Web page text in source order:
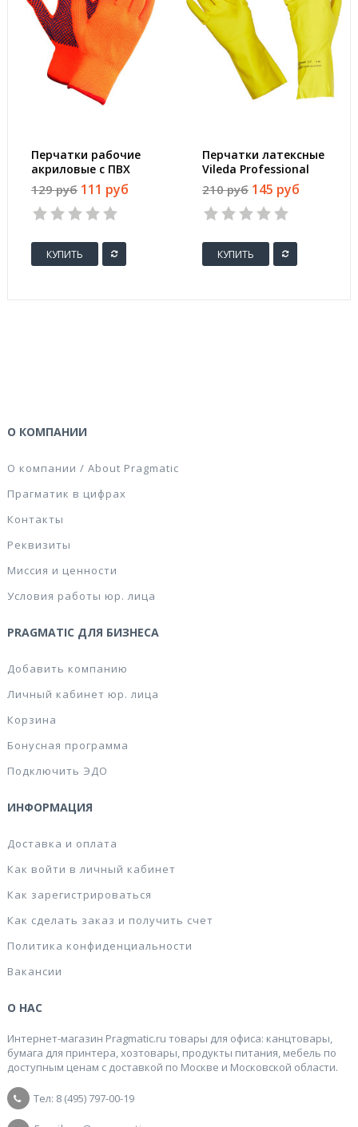
Перчатки рабочие
акриловые с ПВХ
покрытием
129 руб 111 руб
КУПИТЬ
Перчатки латексные
Vileda Professional
Контракт желтые
(размер 6.5-7, ХS-S,
101016)
210 руб 145 руб
КУПИТЬ
О КОМПАНИИ
О компании / About Pragmatic
Прагматик в цифрах
Контакты
Реквизиты
Миссия и ценности
Условия работы юр. лица
PRAGMATIC ДЛЯ БИЗНЕСА
Добавить компанию
Личный кабинет юр. лица
Корзина
Бонусная программа
Подключить ЭДО
ИНФОРМАЦИЯ
Доставка и оплата
Как войти в личный кабинет
Как зарегистрироваться
Как сделать заказ и получить счет
Политика конфиденциальности
Вакансии
О НАС
Интернет-магазин Pragmatic.ru товары для офиса: канцтовары,
бумага для принтера, хозтовары, продукты питания, мебель по
доступным ценам с доставкой по Москве и Московской области.
Тел: 8 (495) 797-00-19